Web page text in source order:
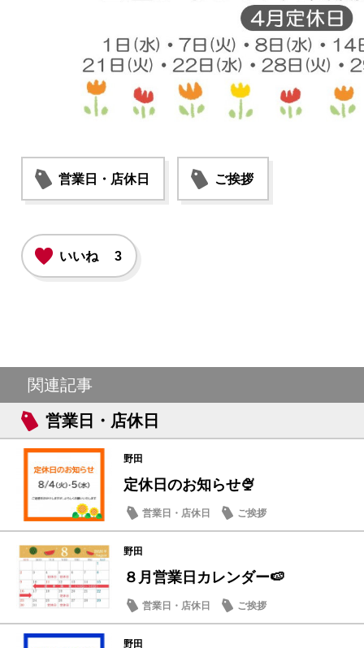
営業日・店休日 ご挨拶
いいね 3
関連記事
営業日・店休日
野田
定休日のお知らせ🍨
営業日・店休日 ご挨拶
野田
８月営業日カレンダー🍉
営業日・店休日 ご挨拶
野田